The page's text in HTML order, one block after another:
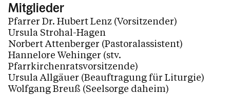
Mitglieder
Pfarrer Dr. Hubert Lenz (Vorsitzender)
Ursula Strohal-Hagen
Norbert Attenberger (Pastoralassistent)
Hannelore Wehinger (stv.
Pfarrkirchenratsvorsitzende)
Ursula Allgäuer (Beauftragung für Liturgie)
Wolfgang Breuß (Seelsorge daheim)